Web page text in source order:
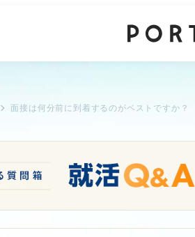
面接は何分前に到着するのがベストですか？